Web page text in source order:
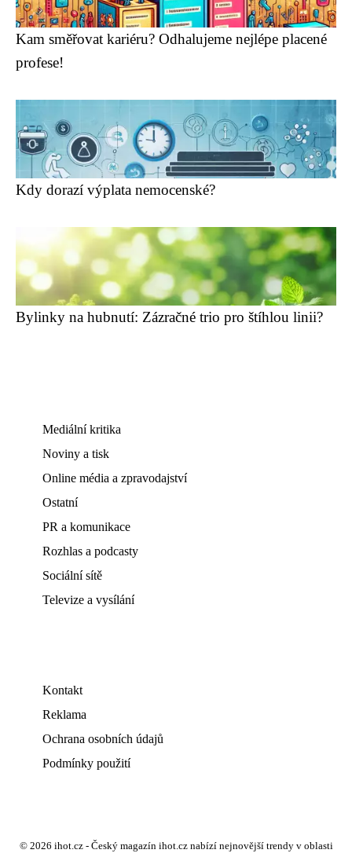
Kam směřovat kariéru? Odhalujeme nejlépe placené
profese!
Kdy dorazí výplata nemocenské?
Bylinky na hubnutí: Zázračné trio pro štíhlou linii?
Mediální kritika
Noviny a tisk
Online média a zpravodajství
Ostatní
PR a komunikace
Rozhlas a podcasty
Sociální sítě
Televize a vysílání
Kontakt
Reklama
Ochrana osobních údajů
Podmínky použití
© 2026 ihot.cz - Český magazín ihot.cz nabízí nejnovější trendy v oblasti